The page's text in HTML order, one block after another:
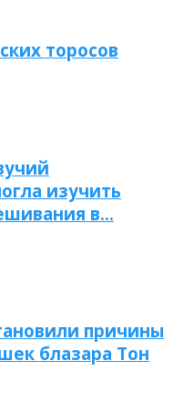
торосов
изучить
в…
причины
блазара Тон